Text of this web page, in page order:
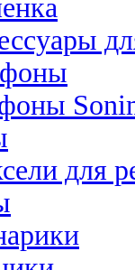
для